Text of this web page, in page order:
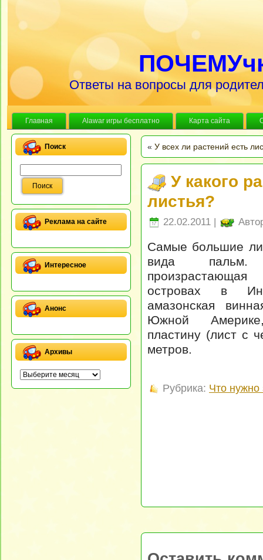
Ответы на вопросы для
Главная Alawar игры бесплатно Карта сайта
Поиск
Реклама на сайте
Интересное
Анонс
Архивы
« У всех ли растений есть
У какого
листья?
22.02.2011 |
Самые большие
вида
островах в
амазонская
Южной
пластину (лист с
метров.
Рубрика: Что нужно